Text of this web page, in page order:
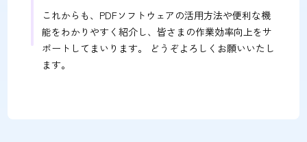
これからも、PDFソフトウェアの活用方法や便利な機
能をわかりやすく紹介し、皆さまの作業効率向上をサ
ポートしてまいります。 どうぞよろしくお願いいたし
ます。